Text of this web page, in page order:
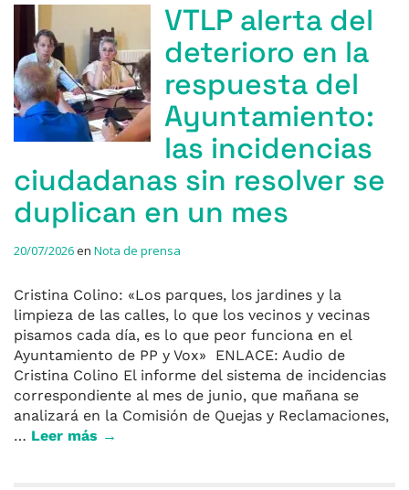
VTLP alerta del
deterioro en la
respuesta del
Ayuntamiento:
las incidencias
ciudadanas sin resolver se
duplican en un mes
20/07/2026en Nota de prensa
Cristina Colino: «Los parques, los jardines y la
limpieza de las calles, lo que los vecinos y vecinas
pisamos cada día, es lo que peor funciona en el
Ayuntamiento de PP y Vox» ENLACE: Audio de
Cristina Colino El informe del sistema de incidencias
correspondiente al mes de junio, que mañana se
analizará en la Comisión de Quejas y Reclamaciones,
… Leer más →